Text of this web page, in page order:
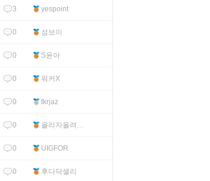
3 yespoint
0 섬보이
0 S윤아
0 워커X
0 tkrjaz
0
올리자올려8
0 UIGFOR
0 후다닥샐리